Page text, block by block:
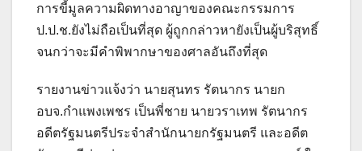
การขี้มูลความผิดทางอาญาของคณะกรรมการ
ป.ป.ช.ยังไม่ถือเป็นที่สุด ผู้ถูกกล่าวหายังเป็นผู้บริสุทธิ์
จนกว่าจะมีคำพิพากษาของศาลอันถึงที่สุด
รายงานข่าวแจ้งว่า นายสุนทร รัตนากร นายก
อบจ.กําแพงเพชร เป็นพี่ชาย นายวราเทพ รัตนากร
อดีตรัฐมนตรีประจำสำนักนายกรัฐมนตรี และอดีต